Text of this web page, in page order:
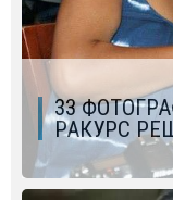
33
РАКУРС